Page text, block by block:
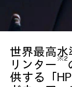
世界最高水
リンター※2
供する「